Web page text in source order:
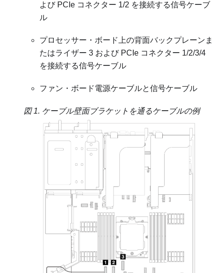
よび PCIe コネクター 1/2 を接続する信号ケーブ
ル
プロセッサー・ボード上の背面バックプレーンま
たはライザー 3 および PCIe コネクター 1/2/3/4
を接続する信号ケーブル
ファン・ボード電源ケーブルと信号ケーブル
図 1. ケーブル壁面ブラケットを通るケーブルの例